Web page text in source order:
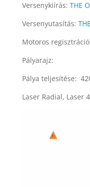
Versenykiírás: THE
Versenyutasítás:
Motoros
Pályarajz:
Pálya teljesítése:
Laser Radial, Laser